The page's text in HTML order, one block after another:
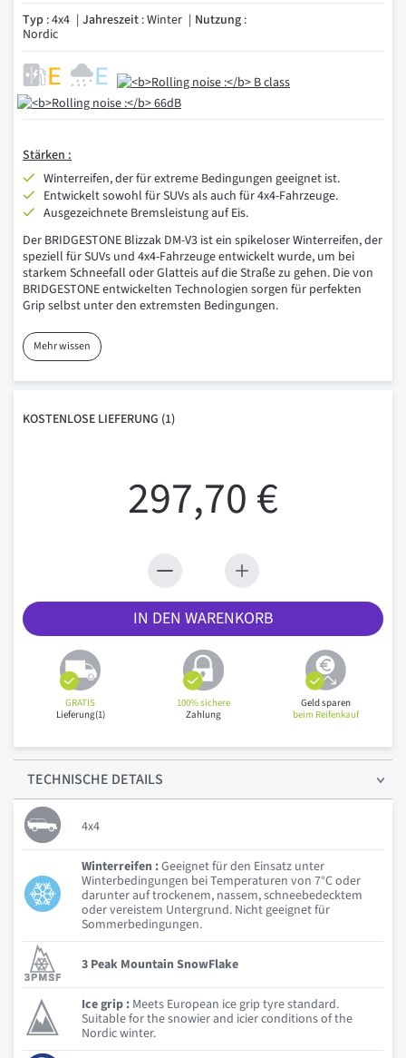
Typ : 4x4 Jahreszeit : Winter Nutzung :
Nordic
Stärken :
Winterreifen, der für extreme Bedingungen geeignet ist.
Entwickelt sowohl für SUVs als auch für 4x4-Fahrzeuge.
Ausgezeichnete Bremsleistung auf Eis.
Der BRIDGESTONE Blizzak DM-V3 ist ein spikeloser Winterreifen, der
speziell für SUVs und 4x4-Fahrzeuge entwickelt wurde, um bei
starkem Schneefall oder Glatteis auf die Straße zu gehen. Die von
BRIDGESTONE entwickelten Technologien sorgen für perfekten
Grip selbst unter den extremsten Bedingungen.
Mehr wissen
KOSTENLOSE LIEFERUNG (1)
297,70 €
IN DEN WARENKORB
GRATIS
Lieferung(1)
100% sichere
Zahlung
Geld sparen
beim Reifenkauf
TECHNISCHE DETAILS
4x4
Winterreifen :Geeignet für den Einsatz unter
Winterbedingungen bei Temperaturen von 7°C oder
darunter auf trockenem, nassem, schneebedecktem
oder vereistem Untergrund. Nicht geeignet für
Sommerbedingungen.
3 Peak Mountain SnowFlake
Ice grip : Meets European ice grip tyre standard.
Suitable for the snowier and icier conditions of the
Nordic winter.